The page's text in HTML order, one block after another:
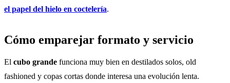
el papel del hielo en coctelería.
Cómo emparejar formato y servicio
El cubo grande funciona muy bien en destilados solos, old
fashioned y copas cortas donde interesa una evolución lenta.